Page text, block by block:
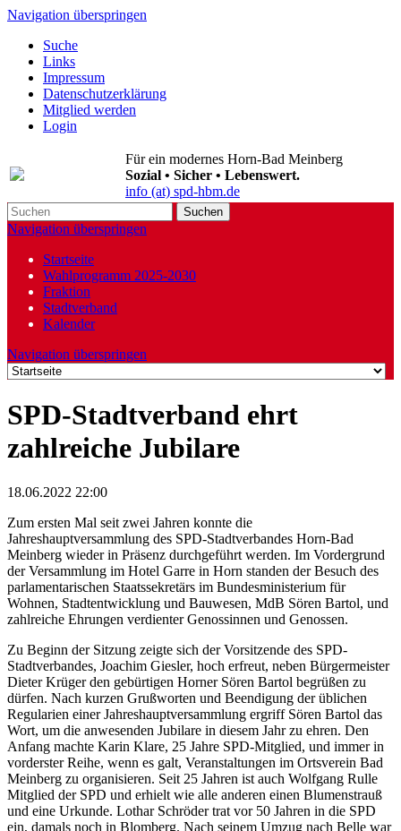
Navigation überspringen
Suche
Links
Impressum
Datenschutzerklärung
Mitglied werden
Login
Für ein modernes Horn-Bad Meinberg
Sozial • Sicher • Lebenswert.
info (at) spd-hbm.de
Suchen
Navigation überspringen
Startseite
Wahlprogramm 2025-2030
Fraktion
Stadtverband
Kalender
Navigation überspringen
SPD-Stadtverband ehrt
zahlreiche Jubilare
18.06.2022 22:00
Zum ersten Mal seit zwei Jahren konnte die
Jahreshauptversammlung des SPD-Stadtverbandes Horn-Bad
Meinberg wieder in Präsenz durchgeführt werden. Im Vordergrund
der Versammlung im Hotel Garre in Horn standen der Besuch des
parlamentarischen Staatssekretärs im Bundesministerium für
Wohnen, Stadtentwicklung und Bauwesen, MdB Sören Bartol, und
zahlreiche Ehrungen verdienter Genossinnen und Genossen.
Zu Beginn der Sitzung zeigte sich der Vorsitzende des SPD-
Stadtverbandes, Joachim Giesler, hoch erfreut, neben Bürgermeister
Dieter Krüger den gebürtigen Horner Sören Bartol begrüßen zu
dürfen. Nach kurzen Grußworten und Beendigung der üblichen
Regularien einer Jahreshauptversammlung ergriff Sören Bartol das
Wort, um die anwesenden Jubilare in diesem Jahr zu ehren. Den
Anfang machte Karin Klare, 25 Jahre SPD-Mitglied, und immer in
vorderster Reihe, wenn es galt, Veranstaltungen im Ortsverein Bad
Meinberg zu organisieren. Seit 25 Jahren ist auch Wolfgang Rulle
Mitglied der SPD und erhielt wie alle anderen einen Blumenstrauß
und eine Urkunde. Lothar Schröder trat vor 50 Jahren in die SPD
ein, damals noch in Blomberg. Nach seinem Umzug nach Belle war